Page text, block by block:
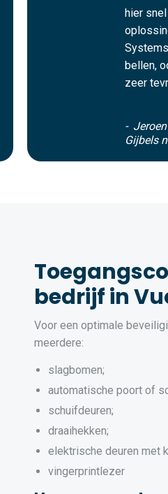
hier
bellen,
zeer
-
Gijbels
bedrijf in
Voor een optimale
meerdere:
slagbomen;
automatische poort of
schuifdeuren;
draaihekken;
elektrische deuren met
vingerprintlezer